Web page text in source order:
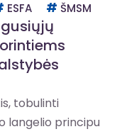
ESFA ŠMSM
tobulinti
langelio principu